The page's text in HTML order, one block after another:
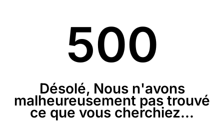
500
Désolé, Nous n'avons
malheureusement pas trouvé
ce que vous cherchiez...